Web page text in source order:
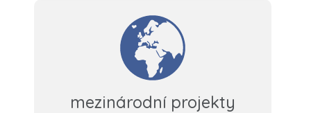
mezinárodní projekty